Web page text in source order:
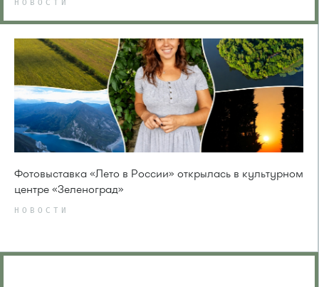
НОВОСТИ
Фотовыставка «Лето в России» открылась в культурном
центре «Зеленоград»
НОВОСТИ